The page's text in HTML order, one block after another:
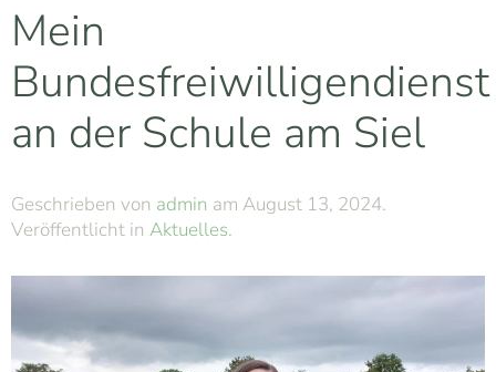
Mein
Bundesfreiwilligendienst
an der Schule am Siel
Geschrieben von admin am August 13, 2024.
Veröffentlicht in Aktuelles.